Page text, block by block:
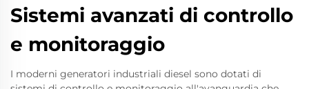
Sistemi avanzati di controllo
e monitoraggio
I moderni generatori industriali diesel sono dotati di